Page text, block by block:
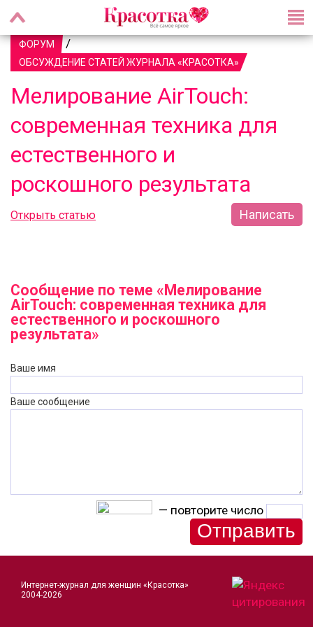
ФОРУМ /
ОБСУЖДЕНИЕ СТАТЕЙ ЖУРНАЛА «КРАСОТКА»
Мелирование AirTouch:
современная техника для
естественного и
роскошного результата
Открыть статью Написать
Сообщение по теме «Мелирование
AirTouch: современная техника для
естественного и роскошного
результата»
Ваше имя
Ваше сообщение
— повторите число
Интернет-журнал для женщин «Красотка»
2004-2026